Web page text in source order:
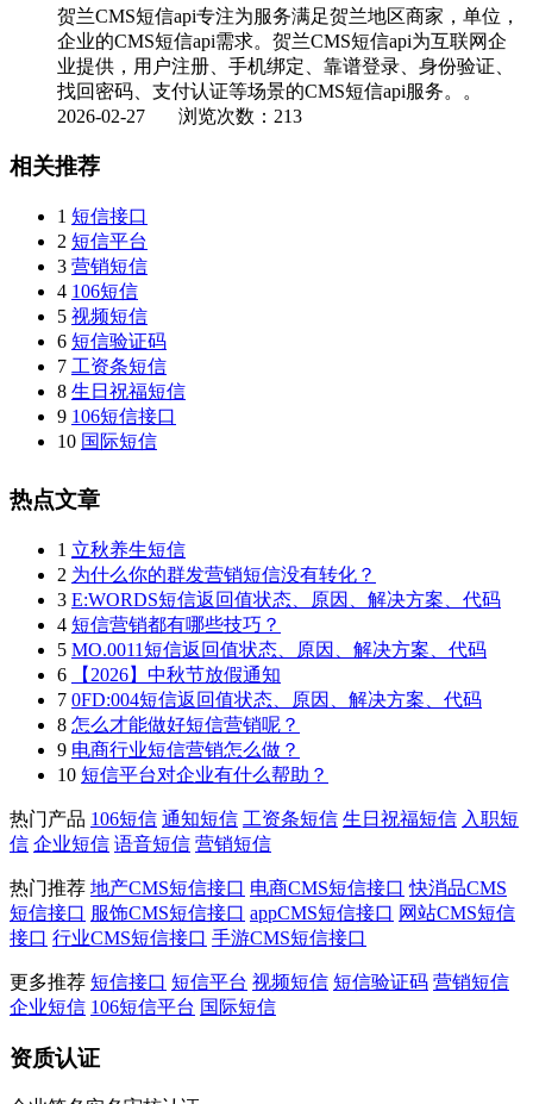
贺兰CMS短信api专注为服务满足贺兰地区商家，单位，
企业的CMS短信api需求。贺兰CMS短信api为互联网企
业提供，用户注册、手机绑定、靠谱登录、身份验证、
找回密码、支付认证等场景的CMS短信api服务。。
2026-02-27 浏览次数：213
相关推荐
1 短信接口
2 短信平台
3 营销短信
4 106短信
5 视频短信
6 短信验证码
7 工资条短信
8 生日祝福短信
9 106短信接口
10 国际短信
热点文章
1 立秋养生短信
2 为什么你的群发营销短信没有转化？
3 E:WORDS短信返回值状态、原因、解决方案、代码
4 短信营销都有哪些技巧？
5 MO.0011短信返回值状态、原因、解决方案、代码
6
【2026】中秋节放假通知
7 0FD:004短信返回值状态、原因、解决方案、代码
8 怎么才能做好短信营销呢？
9 电商行业短信营销怎么做？
10 短信平台对企业有什么帮助？
热门产品 106短信 通知短信 工资条短信 生日祝福短信 入职短
信 企业短信 语音短信 营销短信
热门推荐 地产CMS短信接口 电商CMS短信接口 快消品CMS
短信接口 服饰CMS短信接口 appCMS短信接口 网站CMS短信
接口 行业CMS短信接口 手游CMS短信接口
更多推荐 短信接口 短信平台 视频短信 短信验证码 营销短信
企业短信 106短信平台 国际短信
资质认证